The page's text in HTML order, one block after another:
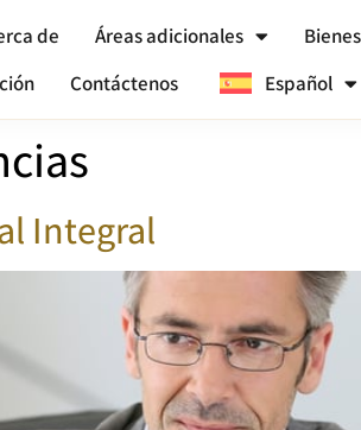
de Áreas adicionales
Contáctenos Español
Integral